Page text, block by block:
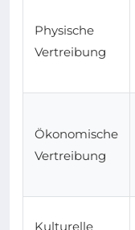
Physische
Vertreibung
Ökonomische
Vertreibung
Kulturelle